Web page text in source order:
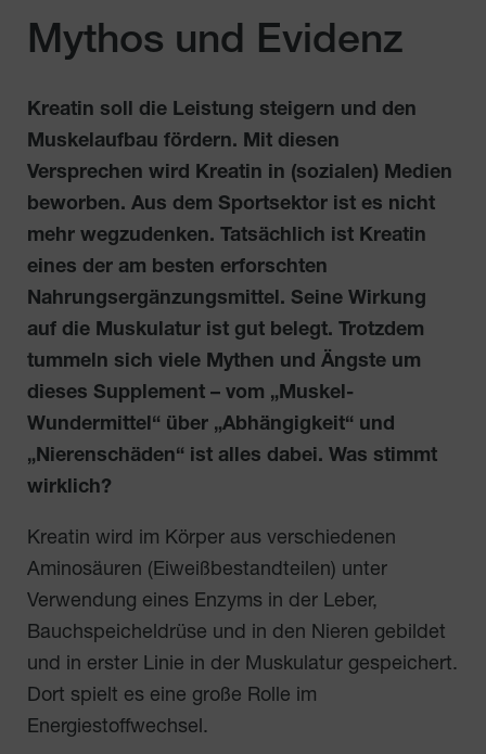
Mythos und Evidenz
Kreatin soll die Leistung steigern und den
Muskelaufbau fördern. Mit diesen
Versprechen wird Kreatin in (sozialen) Medien
beworben. Aus dem Sportsektor ist es nicht
mehr wegzudenken. Tatsächlich ist Kreatin
eines der am besten erforschten
Nahrungsergänzungsmittel. Seine Wirkung
auf die Muskulatur ist gut belegt. Trotzdem
tummeln sich viele Mythen und Ängste um
dieses Supplement – vom „Muskel-
Wundermittel“ über „Abhängigkeit“ und
„Nierenschäden“ ist alles dabei. Was stimmt
wirklich?
Kreatin wird im Körper aus verschiedenen
Aminosäuren (Eiweißbestandteilen) unter
Verwendung eines Enzyms in der Leber,
Bauchspeicheldrüse und in den Nieren gebildet
und in erster Linie in der Muskulatur gespeichert.
Dort spielt es eine große Rolle im
Energiestoffwechsel.